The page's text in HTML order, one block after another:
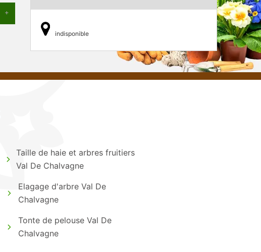
indisponible
Taille de haie et arbres fruitiers
Val De Chalvagne
Elagage d'arbre Val De
Chalvagne
Tonte de pelouse Val De
Chalvagne